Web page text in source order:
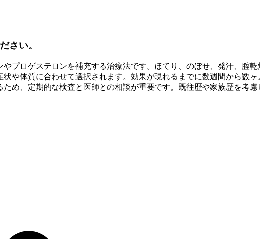
さい。
プロゲステロンを補充する治療法です。ほてり、のぼせ、発汗、腟
や体質に合わせて選択されます。効果が現れるまでに数週間から数
め、定期的な検査と医師との相談が重要です。既往歴や家族歴を考